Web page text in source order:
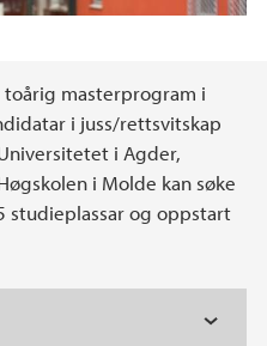
masterprogram i
i juss/rettsvitskap
i Agder,
i Molde kan søke
studieplassar og oppstart